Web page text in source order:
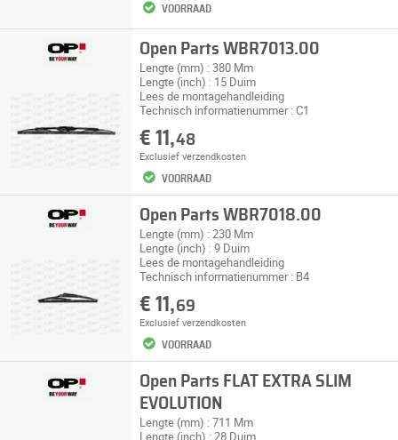
VOORRAAD
Open Parts WBR7013.00
Lengte (mm) : 380 Mm
Lengte (inch) : 15 Duim
Lees de montagehandleiding
Technisch informatienummer : C1
€ 11,48
Exclusief verzendkosten
VOORRAAD
Open Parts WBR7018.00
Lengte (mm) : 230 Mm
Lengte (inch) : 9 Duim
Lees de montagehandleiding
Technisch informatienummer : B4
€ 11,69
Exclusief verzendkosten
VOORRAAD
Open Parts FLAT EXTRA SLIM
EVOLUTION
Lengte (mm) : 711 Mm
Lengte (inch) : 28 Duim